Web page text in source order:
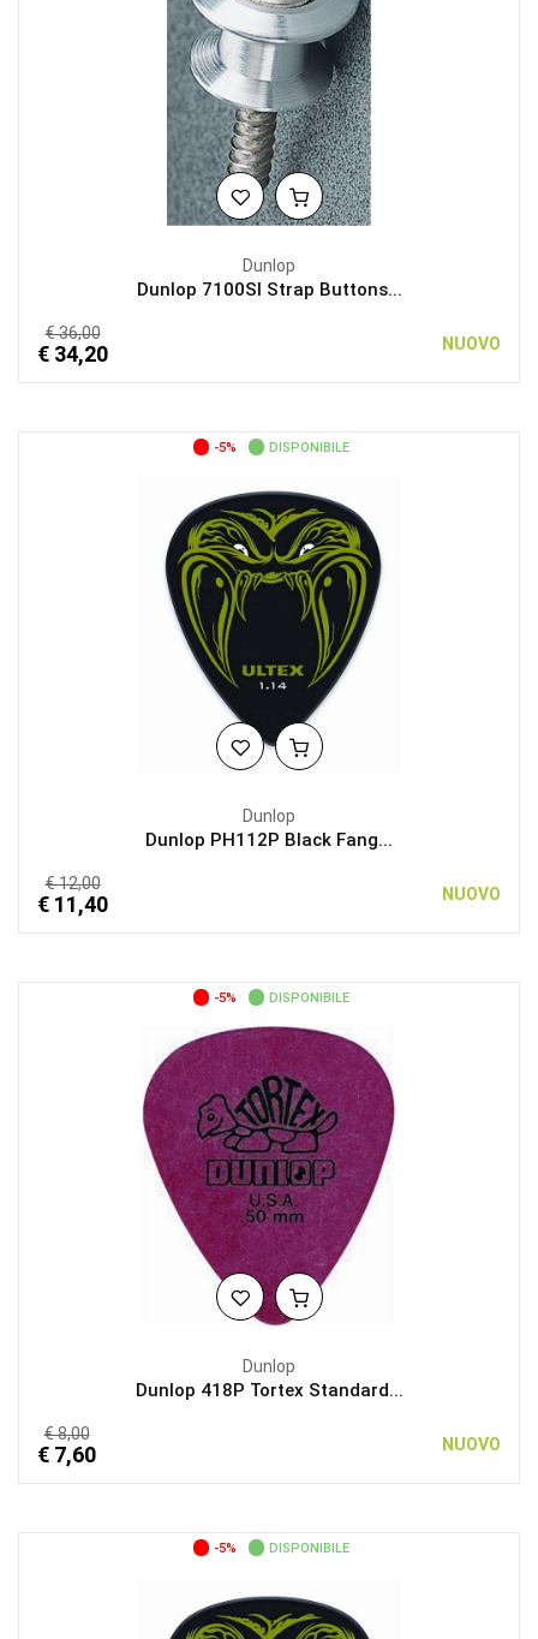
Dunlop
Dunlop 7100SI Strap Buttons...
€ 36,00
€ 34,20 NUOVO
-5% DISPONIBILE
Dunlop
Dunlop PH112P Black Fang...
€ 12,00
€ 11,40 NUOVO
-5% DISPONIBILE
Dunlop
Dunlop 418P Tortex Standard...
€ 8,00
€ 7,60 NUOVO
-5% DISPONIBILE